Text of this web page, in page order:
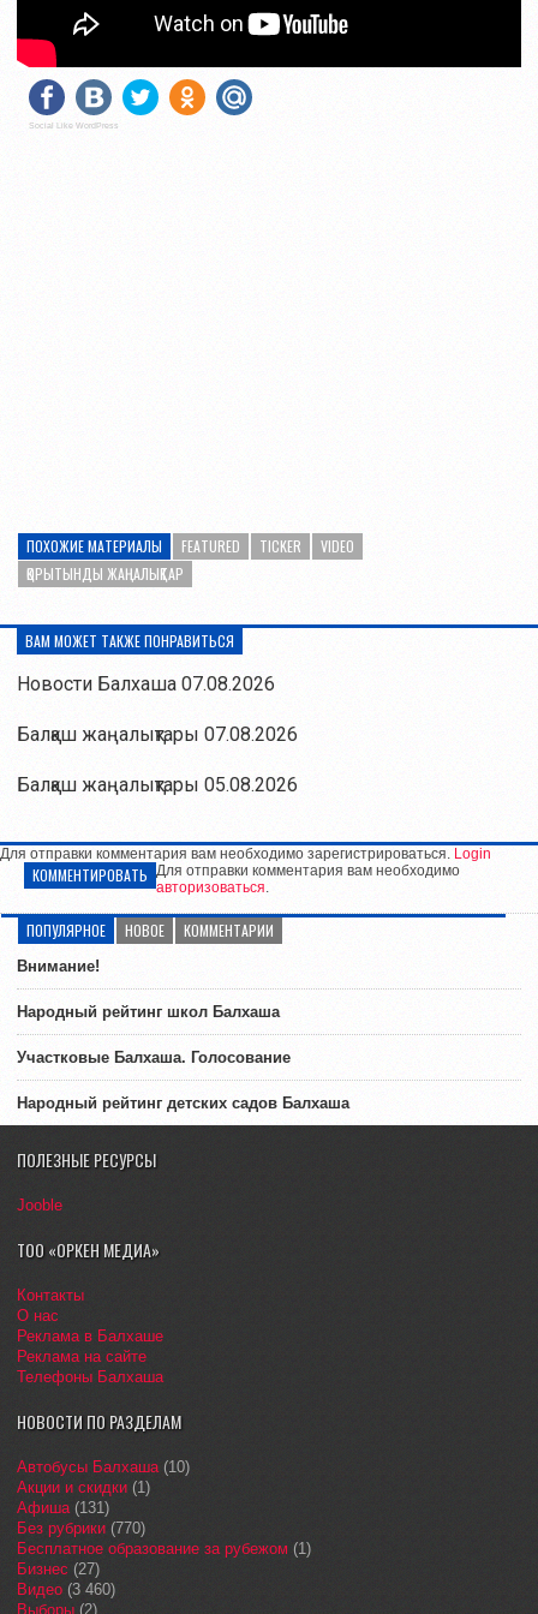
Social Like WordPress
ПОХОЖИЕ МАТЕРИАЛЫ FEATURED TICKER
VIDEO
ҚОРЫТЫНДЫ ЖАҢАЛЫҚТАР
ВАМ МОЖЕТ ТАКЖЕ ПОНРАВИТЬСЯ
Новости Балхаша 07.08.2026
Балқаш жаңалықтары 07.08.2026
Балқаш жаңалықтары 05.08.2026
Для отправки комментария вам необходимо зарегистрироваться. Login
КОММЕНТИРОВАТЬ Для отправки комментария вам необходимо
авторизоваться.
ПОПУЛЯРНОЕ НОВОЕ КОММЕНТАРИИ
Внимание!
Народный рейтинг школ Балхаша
Участковые Балхаша. Голосование
Народный рейтинг детских садов Балхаша
ПОЛЕЗНЫЕ РЕСУРСЫ
Jooble
ТОО «ОРКЕН МЕДИА»
Контакты
О нас
Реклама в Балхаше
Реклама на сайте
Телефоны Балхаша
НОВОСТИ ПО РАЗДЕЛАМ
Автобусы Балхаша(10)
Акции и скидки (1)
Афиша(131)
Без рубрики (770)
Бесплатное образование за рубежом (1)
Бизнес (27)
Видео (3 460)
Выборы (2)